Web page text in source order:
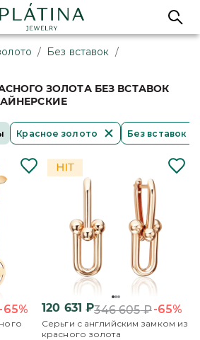
/ Без вставок /
ЗОЛОТА БЕЗ ВСТАВОК
Красное золото Без вставок
-65% 120 631 ₽346 605₽-65%
Серьги с английским замком из
красного золота